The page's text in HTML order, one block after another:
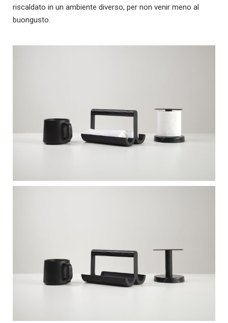
riscaldato in un ambiente diverso, per non venir meno al
buongusto.